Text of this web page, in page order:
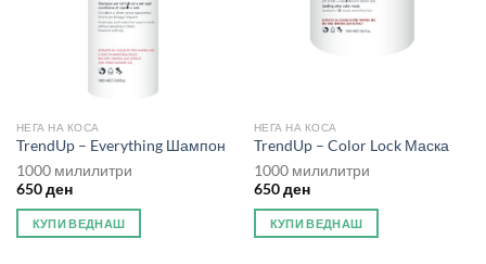
НЕГА НА КОСА
TrendUp – Everything Шампон
1000 милилитри
650ден
КУПИ ВЕДНАШ
НЕГА НА КОСА
TrendUp – Color Lock Маска
1000 милилитри
650ден
КУПИ ВЕДНАШ